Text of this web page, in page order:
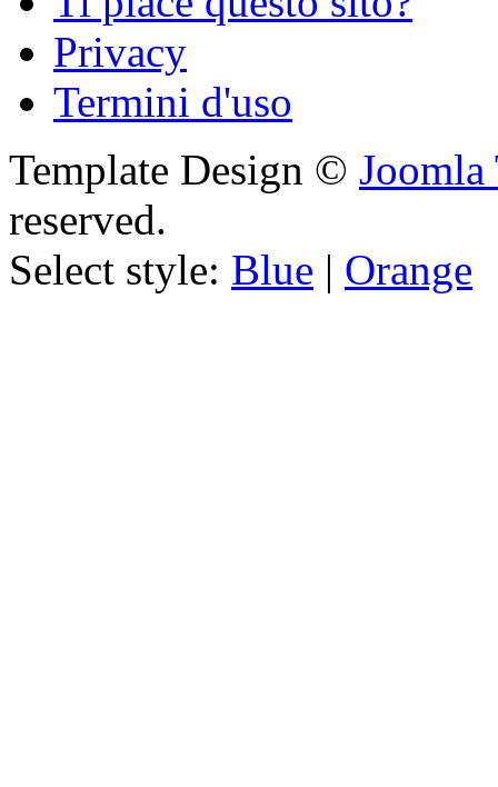
Privacy
Termini d'uso
Template Design © Joomla
reserved.
Select style: Blue | Orange